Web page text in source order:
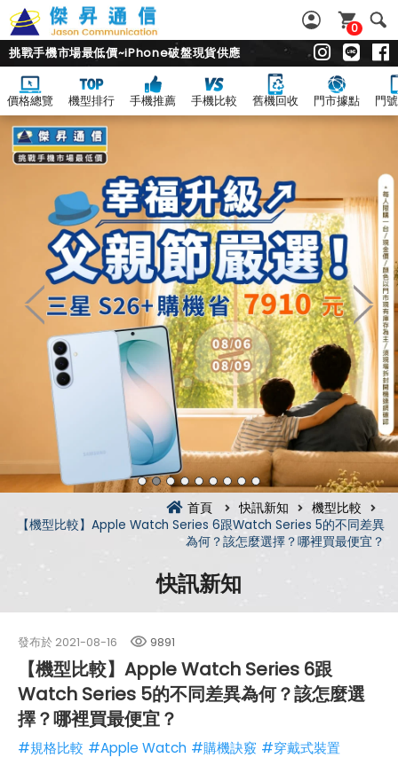
0
挑戰手機市場最低價~iPhone破盤現貨供應
價格總覽 機型排行 手機推薦 手機比較 舊機回收 門市據點 門
首頁 快訊新知
機型比較
【機型比較】Apple Watch Series 6跟Watch Series 5的不同差異
為何？該怎麼選擇？哪裡買最便宜？
快訊新知
發布於 2021-08-16 9891
【機型比較】Apple Watch Series 6跟
Watch Series 5的不同差異為何？該怎麼選
擇？哪裡買最便宜？
#規格比較 #Apple Watch #購機訣竅 #穿戴式裝置